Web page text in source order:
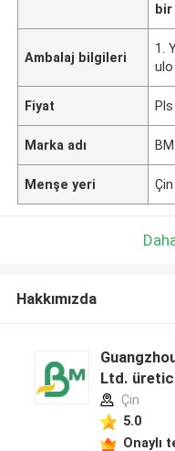
bir
Ambalaj bilgileri
1.
Fiyat
Marka adı
Menşe yeri Çin
Hakkımızda
Ltd.
Çin
5.0
Onaylı